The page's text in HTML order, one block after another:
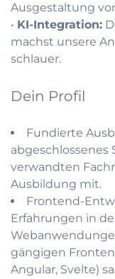
Ausgestaltung
• KI-Integration:
machst unsere
schlauer.
Dein Profil
Fundierte
verwandten
Ausbildung mit.
Frontend-
Erfahrungen in
gängigen
Angular, Svelte)